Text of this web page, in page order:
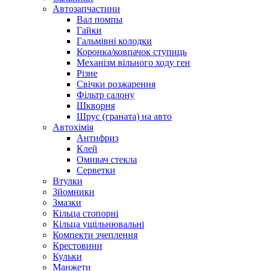
Автозапчастини
Вал помпы
Гайки
Гальмівні колодки
Коронка/ковпачок ступиць
Механізм вільного ходу ген
Різне
Свічки розжарення
Фільтр салону
Шкворня
Шрус (граната) на авто
Автохімія
Антифриз
Клей
Омивач стекла
Серветки
Втулки
Зйомники
Змазки
Кільца стопорні
Кільца ущільнювальні
Компекти зчеплення
Крестовини
Кульки
Манжети